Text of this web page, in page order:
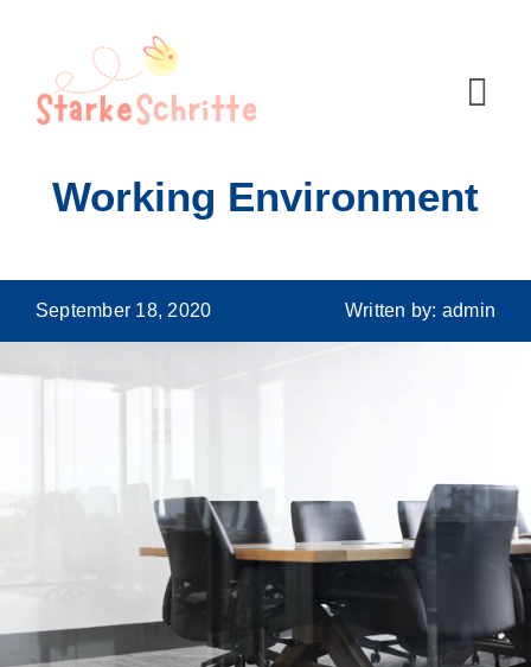
Working Environment
September 18, 2020 Written by: admin